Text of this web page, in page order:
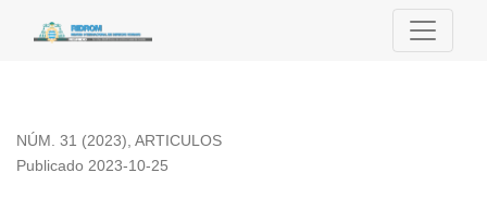
Dos avances jurídicos importantes de la civilización
NÚM. 31 (2023), ARTICULOS
Publicado 2023-10-25